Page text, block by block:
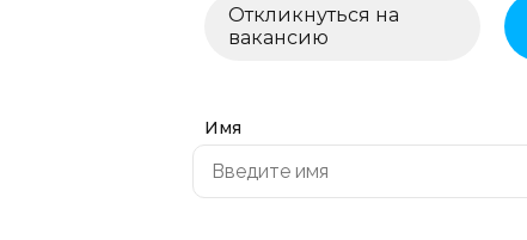
Откликнуться на
вакансию
Имя